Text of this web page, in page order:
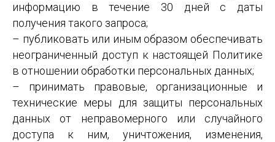
информацию в течение 30 дней с даты
получения такого запроса;
– публиковать или иным образом обеспечивать
неограниченный доступ к настоящей Политике
в отношении обработки персональных данных;
– принимать правовые, организационные и
технические меры для защиты персональных
данных от неправомерного или случайного
доступа к ним, уничтожения, изменения,